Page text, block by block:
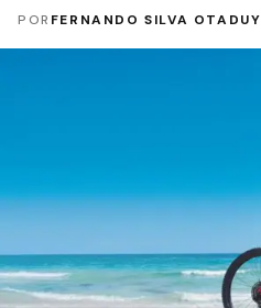
POR FERNANDO SILVA OTADUY